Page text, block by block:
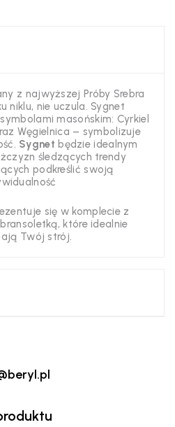
z najwyższej Próby Srebra
niklu, nie uczula. Sygnet
masońskim: Cyrkiel
Węgielnica – symbolizuje
Sygnet będzie idealnym
śledzących trendy
podkreślić swoją
się w komplecie z
które idealnie
Twój strój.